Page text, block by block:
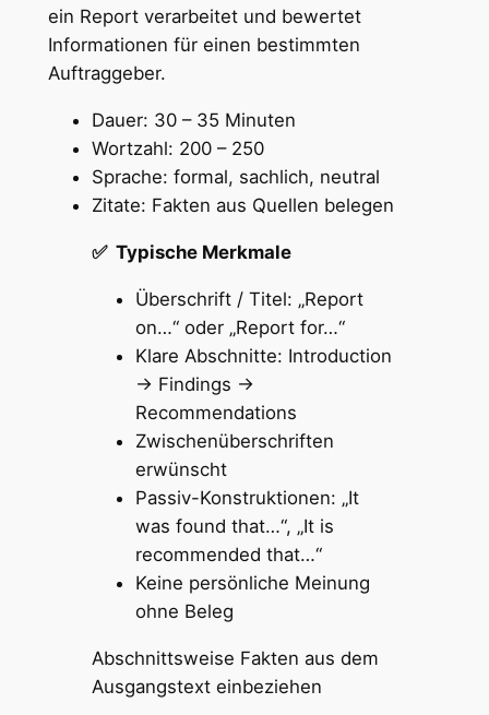
ein Report verarbeitet und bewertet
Informationen für einen bestimmten
Auftraggeber.
Dauer: 30 – 35 Minuten
Wortzahl: 200 – 250
Sprache: formal, sachlich, neutral
Zitate: Fakten aus Quellen belegen
✅ Typische Merkmale
Überschrift / Titel: „Report
on…“ oder „Report for…“
Klare Abschnitte: Introduction
→ Findings →
Recommendations
Zwischenüberschriften
erwünscht
Passiv-Konstruktionen: „It
was found that…“, „It is
recommended that…“
Keine persönliche Meinung
ohne Beleg
Abschnittsweise Fakten aus dem
Ausgangstext einbeziehen